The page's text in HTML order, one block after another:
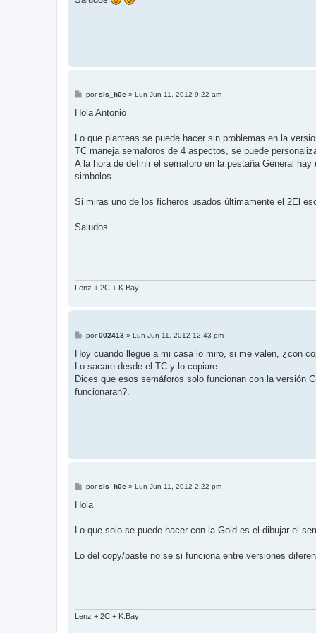
M
n
j
porsls_h0e» Lun Jun 11, 2012 9:22 am
Hola Antonio
Lo que planteas se puede hacer sin problemas en la
TC maneja semaforos de 4 aspectos, se puede
A la hora de definir el semaforo en la pestaña General
simbolos.
Si miras uno de los ficheros usados últimamente el 2El
Saludos
Lenz + 2C + K.Bay
M
n
s
a
j
por002413 » Lun Jun 11, 2012 12:43 pm
Hoy cuando llegue a mi casa lo miro, si me valen, ¿con
Lo sacare desde el TC y lo copiare.
Dices que esos semáforos solo funcionan con la versión
funcionaran?.
M
n
j
porsls_h0e» Lun Jun 11, 2012 2:22 pm
Hola
Lo que solo se puede hacer con la Gold es el dibujar el
Lo del copy/paste no se si funciona entre versiones
Lenz + 2C + K.Bay